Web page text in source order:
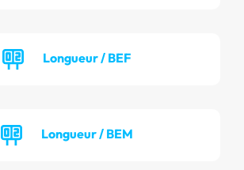
Longueur / BEF
Longueur / BEM